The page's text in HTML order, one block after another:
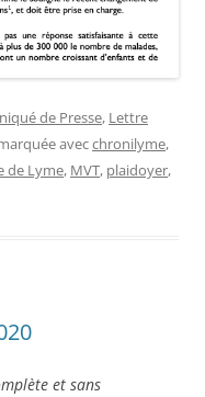
de Presse, Lettre
avecchronilyme,
de Lyme, MVT, plaidoyer,
et sans